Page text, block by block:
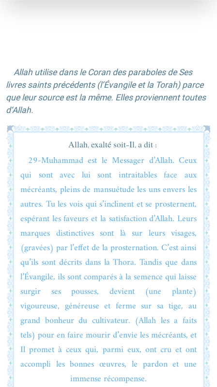
Allah utilise dans le Coran des paraboles de Ses
livres saints précédents (l’Évangile et la Torah) parce
que leur source est la même. Elles proviennent toutes
d’Allah.
Allah, exalté soit-Il, a dit :
29-Muhammad est le Messager d’Allah. Ceux
qui sont avec lui sont intraitables face aux
mécréants, pleins de mansuétude les uns envers les
autres. Tu les vois qui s’inclinent et se prosternent,
espérant les faveurs et la satisfaction d’Allah. Leurs
marques distinctives sont là sur leurs visages,
(gravées) par l’effet de la prosternation. C’est ainsi
qu’ils sont décrits dans la Thora. Tandis que dans
l’Évangile, ils sont comparés à la semence qui laisse
surgir ses pousses, devient (une plante)
vigoureuse, généreuse et ferme sur sa tige, au
grand bonheur du cultivateur. (Allah les a faits
tels) pour en faire mourir d’envie les mécréants, et
Il promet à ceux qui, parmi eux, ont cru et ont
accompli les bonnes œuvres, le pardon et une
immense récompense.